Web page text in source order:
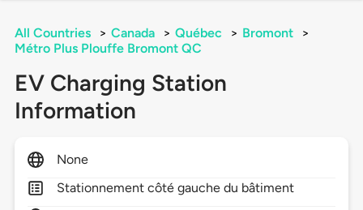
All Countries > Canada > Québec > Bromont
>
Métro Plus Plouffe Bromont QC
EV Charging Station
Information
None
Stationnement côté gauche du bâtiment